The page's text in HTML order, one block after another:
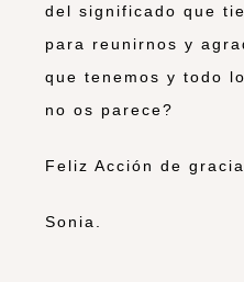
del significado que
para reunirnos y
que tenemos y todo
no os parece?
Feliz Acción de
Sonia.